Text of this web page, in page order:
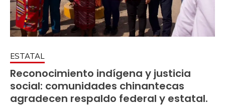
ESTATAL
Reconocimiento indígena y justicia
social: comunidades chinantecas
agradecen respaldo federal y estatal.